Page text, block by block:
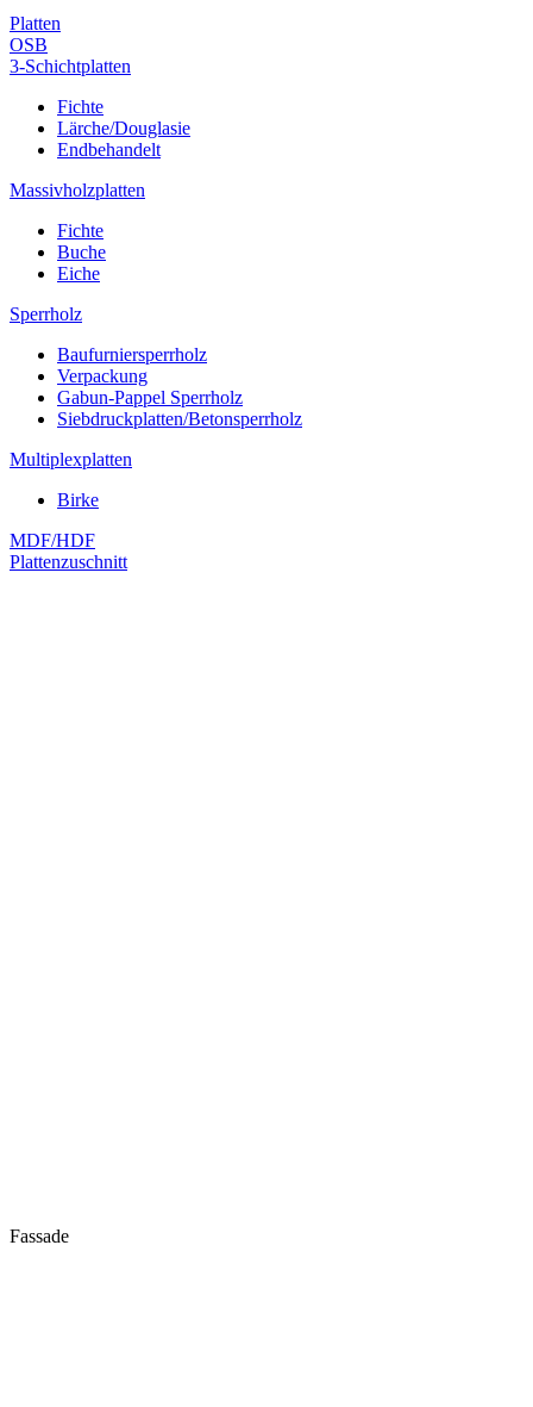
Platten
OSB
3-Schichtplatten
Fichte
Lärche/Douglasie
Endbehandelt
Massivholzplatten
Fichte
Buche
Eiche
Sperrholz
Baufurniersperrholz
Verpackung
Gabun-Pappel Sperrholz
Siebdruckplatten/Betonsperrholz
Multiplexplatten
Birke
MDF/HDF
Plattenzuschnitt
Fassade